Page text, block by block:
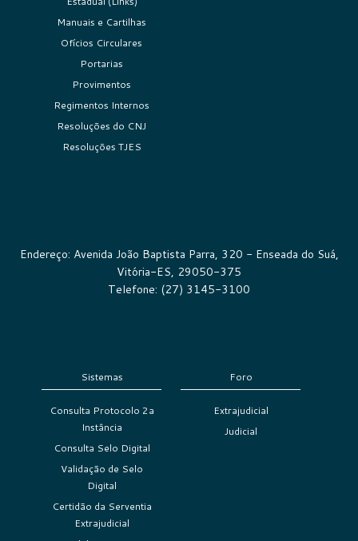
Manuais e Cartilhas
Ofícios Circulares
Portarias
Provimentos
Regimentos Internos
Resoluções do CNJ
Resoluções TJES
Endereço: Avenida João Baptista Parra, 320 - Enseada do Suá,
Vitória-ES, 29050-375
Telefone: (27) 3145-3100
Sistemas
Consulta Protocolo 2a
Instância
Consulta Selo Digital
Validação de Selo
Digital
Certidão da Serventia
Extrajudicial
Foro
Extrajudicial
Judicial